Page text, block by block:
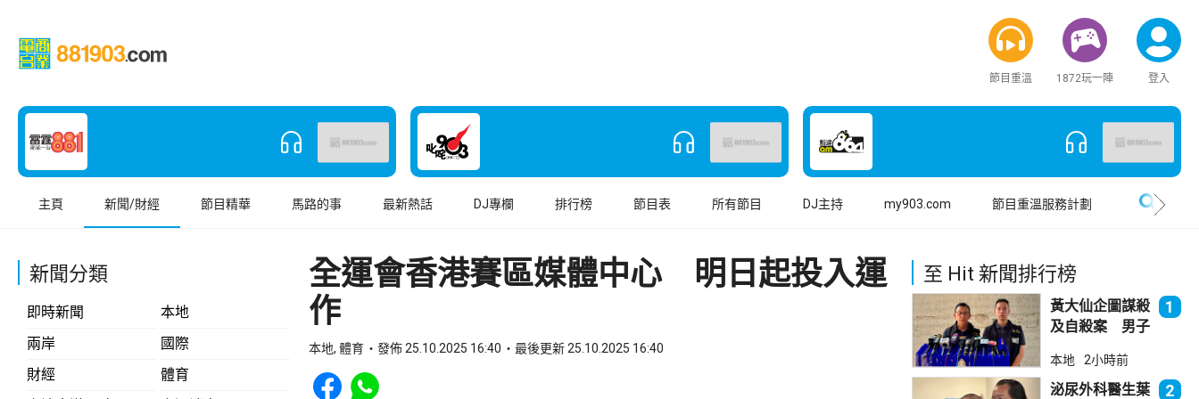
節目重溫 1872玩一陣 登入
主頁 新聞/財經 節目精華 馬路的事 最新熱話 DJ專欄 排行榜 節目表 所有節目 DJ主持 my903.com 節目重溫服務計劃
新聞分類
即時新聞
本地
兩岸
國際
財經
體育
全運會香港賽區媒體中心 明日起投入運
作
本地, 體育 發佈 25.10.2025 16:40 最後更新 25.10.2025 16:40
Share to Facebook
Share to WhatsApp
至 Hit 新聞排行榜
黃大仙企圖謀殺
及自殺案 男子
墮樓亡
1
本地 2小時前
泌尿外科醫生葉 2